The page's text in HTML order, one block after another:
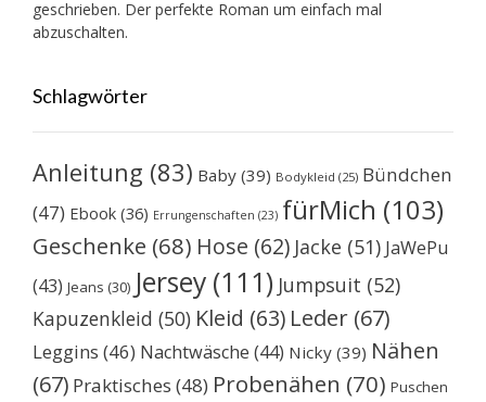
geschrieben. Der perfekte Roman um einfach mal
abzuschalten.
Schlagwörter
Anleitung (83) Baby (39) Bodykleid (25) Bündchen
(47) Ebook (36) Errungenschaften (23) fürMich (103)
Geschenke (68) Hose (62) Jacke (51) JaWePu
(43) Jeans (30) Jersey (111) Jumpsuit (52)
Kapuzenkleid (50) Kleid (63) Leder (67)
Leggins (46) Nachtwäsche (44) Nicky (39) Nähen
(67) Praktisches (48) Probenähen (70) Puschen